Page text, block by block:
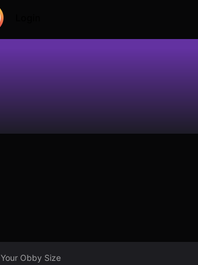
Your Obby Size